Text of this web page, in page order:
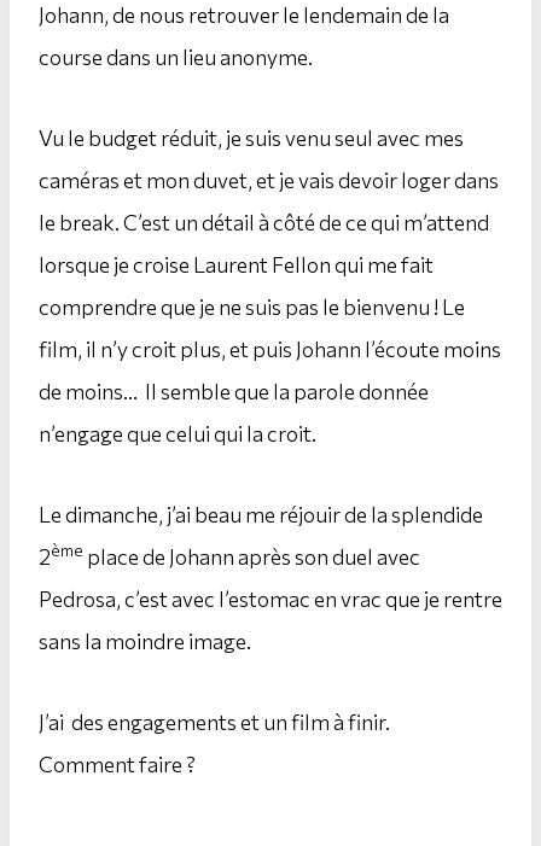
Johann, de nous retrouver le lendemain de la
course dans un lieu anonyme.
Vu le budget réduit, je suis venu seul avec mes
caméras et mon duvet, et je vais devoir loger dans
le break. C’est un détail à côté de ce qui m’attend
lorsque je croise Laurent Fellon qui me fait
comprendre que je ne suis pas le bienvenu ! Le
film, il n’y croit plus, et puis Johann l’écoute moins
de moins… Il semble que la parole donnée
n’engage que celui qui la croit.
Le dimanche, j’ai beau me réjouir de la splendide
2ème place de Johann après son duel avec
Pedrosa, c’est avec l’estomac en vrac que je rentre
sans la moindre image.
J’ai des engagements et un film à finir.
Comment faire ?